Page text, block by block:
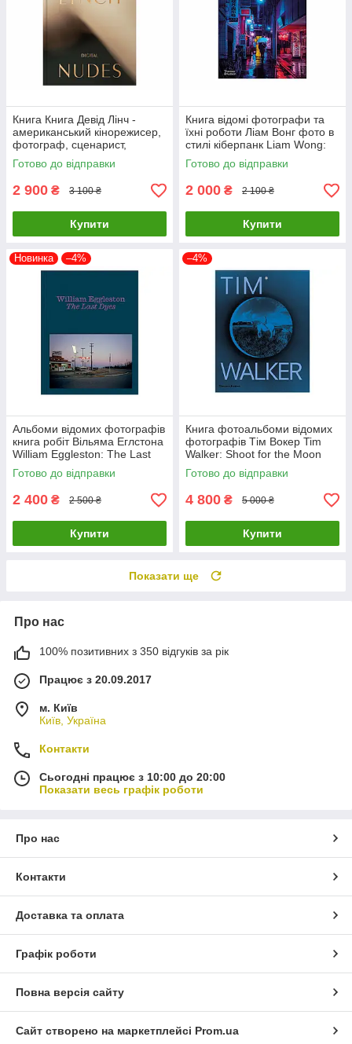
Книга Книга Девід Лінч -
американський кінорежисер,
фотограф, сценарист,
художник, актор. David Lynch.
Digital Nudes
Готово до відправки
2 900 ₴ 3 100 ₴
Купити
Книга відомі фотографи та
їхні роботи Ліам Вонг фото в
стилі кіберпанк Liam Wong:
TOKYOO (М'яка палітурка)
Готово до відправки
2 000 ₴ 2 100 ₴
Купити
Новинка –4%
Альбоми відомих фотографів
книга робіт Вільяма Еглстона
William Eggleston: The Last
Dyes книги про фотографію
Готово до відправки
2 400 ₴ 2 500 ₴
Купити
–4%
Книга фотоальбоми відомих
фотографів Тім Вокер Tim
Walker: Shoot for the Moon
книги про фешн світлини
Готово до відправки
4 800 ₴ 5 000 ₴
Купити
Показати ще
Про нас
100% позитивних з 350 відгуків за рік
Працює з 20.09.2017
м. Київ
Київ, Україна
Контакти
Сьогодні працює з 10:00 до 20:00
Показати весь графік роботи
Про нас
Контакти
Доставка та оплата
Графік роботи
Повна версія сайту
Сайт створено на маркетплейсі Prom.ua